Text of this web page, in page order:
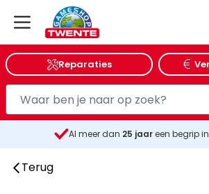
Reparaties
Al meer dan 25 jaareen begrip
Terug